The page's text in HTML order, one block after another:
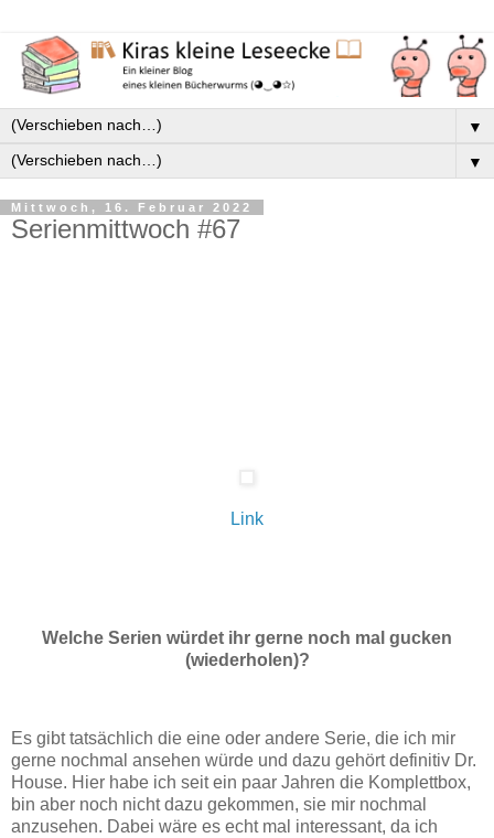
▼
▼
Mittwoch, 16. Februar 2022
Serienmittwoch #67
Link
Welche Serien würdet ihr gerne noch mal gucken
(wiederholen)?
Es gibt tatsächlich die eine oder andere Serie, die ich mir
gerne nochmal ansehen würde und dazu gehört definitiv Dr.
House. Hier habe ich seit ein paar Jahren die Komplettbox,
bin aber noch nicht dazu gekommen, sie mir nochmal
anzusehen. Dabei wäre es echt mal interessant, da ich